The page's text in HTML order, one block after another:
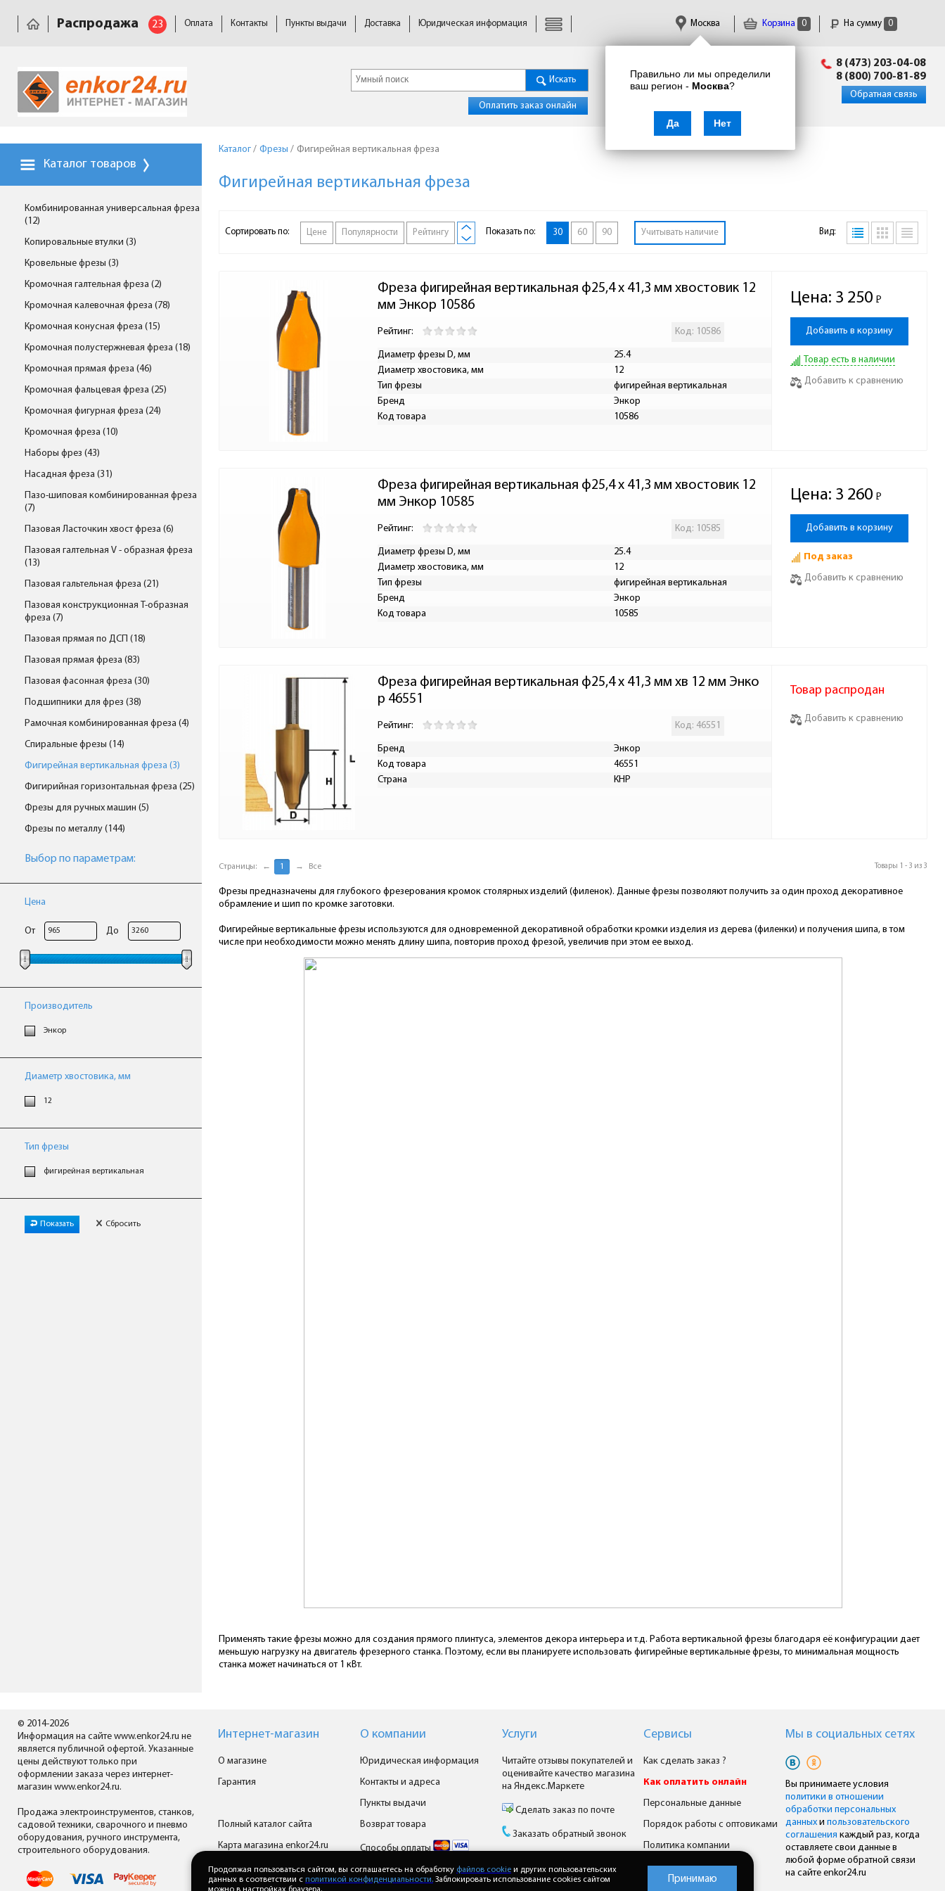
Корзина 0 На сумму 0
Правильно ли мы определили
ваш регион - Москва?
Да Нет
Москва
Распродажа 23 Оплата Контакты Пункты выдачи Доставка Юридическая информация
Искать
Оплатить заказ онлайн
info@enkor24.ru
8 (473) 203-04-08
8 (800) 700-81-89
Обратная связь
Каталог товаров
Комбинированная универсальная фреза
(12)
Копировальные втулки (3)
Кровельные фрезы (3)
Кромочная галтельная фреза (2)
Кромочная калевочная фреза (78)
Кромочная конусная фреза (15)
Кромочная полустержневая фреза (18)
Кромочная прямая фреза (46)
Кромочная фальцевая фреза (25)
Кромочная фигурная фреза (24)
Кромочная фреза (10)
Наборы фрез (43)
Насадная фреза (31)
Пазо-шиповая комбинированная фреза
(7)
Пазовая Ласточкин хвост фреза (6)
Пазовая галтельная V - образная фреза
(13)
Пазовая гальтельная фреза (21)
Пазовая конструкционная Т-образная
фреза (7)
Пазовая прямая по ДСП (18)
Пазовая прямая фреза (83)
Пазовая фасонная фреза (30)
Подшипники для фрез (38)
Рамочная комбинированная фреза (4)
Спиральные фрезы (14)
Фигирейная вертикальная фреза (3)
Фигирийная горизонтальная фреза (25)
Фрезы для ручных машин (5)
Фрезы по металлу (144)
Выбор по параметрам:
Цена
От До
Производитель
Энкор
Диаметр хвостовика, мм
12
Тип фрезы
фигирейная вертикальная
Показать Сбросить
Каталог / Фрезы / Фигирейная вертикальная фреза
Фигирейная вертикальная фреза
Сортировать по: Цене Популярности Рейтингу Показать по: 30 60 90 Учитывать наличие Вид:
Фреза фигирейная вертикальная ф25,4 x 41,3 мм хвостовик 12
мм Энкор 10586
Рейтинг: Код: 10586
Диаметр фрезы D, мм
25.4
Диаметр хвостовика, мм
12
Тип фрезы
фигирейная вертикальная
Бренд
Энкор
Код товара
10586
Цена: 3 250 Р
-
Добавить в корзину
Товар есть в наличии
Добавить к сравнению
Фреза фигирейная вертикальная ф25,4 x 41,3 мм хвостовик 12
мм Энкор 10585
Рейтинг: Код: 10585
Диаметр фрезы D, мм
25.4
Диаметр хвостовика, мм
12
Тип фрезы
фигирейная вертикальная
Бренд
Энкор
Код товара
10585
Цена: 3 260 Р
-
Добавить в корзину
Под заказ
Добавить к сравнению
Фреза фигирейная вертикальная ф25,4 x 41,3 мм хв 12 мм Энко
р 46551
Рейтинг: Код: 46551
Бренд
Энкор
Код товара
46551
Страна
КНР
Товар распродан
Добавить к сравнению
Товары 1 - 3 из 3
Страницы: ← 1 → Все
Фрезы предназначены для глубокого фрезерования кромок столярных изделий (филенок). Данные фрезы позволяют получить за один проход декоративное
обрамление и шип по кромке заготовки.
Фигирейные вертикальные фрезы используются для одновременной декоративной обработки кромки изделия из дерева (филенки) и получения шипа, в том
числе при необходимости можно менять длину шипа, повторив проход фрезой, увеличив при этом ее выход.
Применять такие фрезы можно для создания прямого плинтуса, элементов декора интерьера и т.д. Работа вертикальной фрезы благодаря её конфигурации дает
меньшую нагрузку на двигатель фрезерного станка. Поэтому, если вы планируете использовать фигирейные вертикальные фрезы, то минимальная мощность
станка может начинаться от 1 кВт.
© 2014-2026
Информация на сайте www.enkor24.ru не
является публичной офертой. Указанные
цены действуют только при
оформлении заказа через интернет-
магазин www.enkor24.ru.
Продажа электроинструментов, станков,
садовой техники, сварочного и пневмо
оборудования, ручного инструмента,
строительного оборудования.
Интернет-магазин
О магазине
Гарантия
Полный каталог сайта
Карта магазина enkor24.ru
Все производители
О компании
Юридическая информация
Контакты и адреса
Пункты выдачи
Возврат товара
Способы оплаты
Доставка
Услуги
Читайте отзывы покупателей и
оценивайте качество магазина
на Яндекс.Маркете
Сделать заказ по почте
Заказать обратный звонок
Сервисы
Как сделать заказ ?
Как оплатить онлайн
Персональные данные
Порядок работы с оптовиками
Политика компании
Комплексное снабжение
Мы в cоциальных сетях
Вы принимаете условия
политики в отношении
обработки персональных
данных ипользовательского
соглашения каждый раз, когда
оставляете свои данные в
любой форме обратной связи
на сайте enkor24.ru
Продолжая пользоваться сайтом, вы соглашаетесь на обработку файлов cookie и других пользовательских
данных в соответствии с политикой конфиденциальности. Заблокировать использование cookies сайтом
Принимаю